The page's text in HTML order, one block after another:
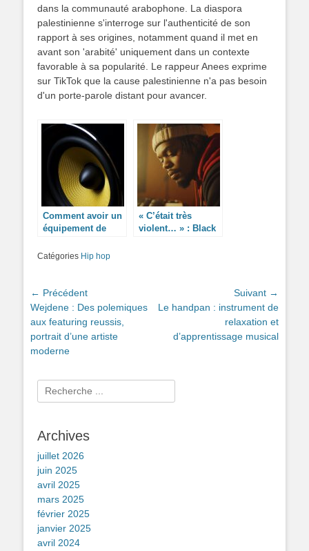
dans la communauté arabophone. La diaspora
palestinienne s'interroge sur l'authenticité de son
rapport à ses origines, notamment quand il met en
avant son 'arabité' uniquement dans un contexte
favorable à sa popularité. Le rappeur Anees exprime
sur TikTok que la cause palestinienne n'a pas besoin
d'un porte-parole distant pour avancer.
Comment avoir un
équipement de
des évènements ?
« C’était très
violent… » : Black
Catégories Hip hop
Navigation
de
l’article
← Précédent
Article
précédent :
Wejdene : Des polemiques
aux featuring reussis,
portrait d’une artiste
moderne
Suivant →
Article
Le handpan : instrument de
relaxation et
d’apprentissage musical
Rechercher :
Archives
juillet 2026
juin 2025
avril 2025
mars 2025
février 2025
janvier 2025
avril 2024